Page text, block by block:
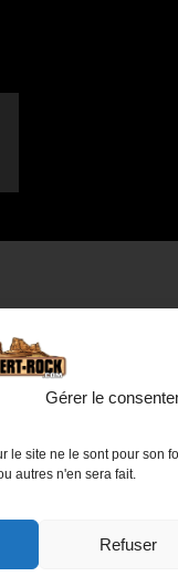
Gérer le
le site ne le sont pour son
autres n'en sera fait.
Refuser
Nous